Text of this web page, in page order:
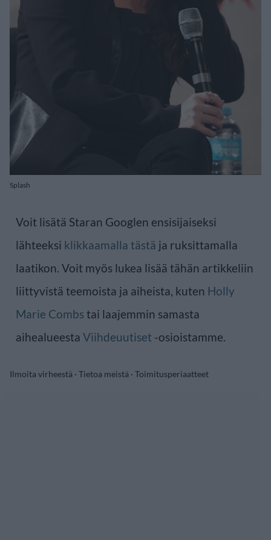
Splash
Voit lisätä Staran Googlen ensisijaiseksi
lähteeksi klikkaamalla tästä ja ruksittamalla
laatikon. Voit myös lukea lisää tähän artikkeliin
liittyvistä teemoista ja aiheista, kuten Holly
Marie Combs tai laajemmin samasta
aihealueesta Viihdeuutiset -osioistamme.
Ilmoita virheestä · Tietoa meistä · Toimitusperiaatteet